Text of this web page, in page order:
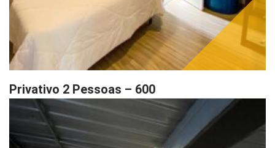
Privativo 2 Pessoas – 600